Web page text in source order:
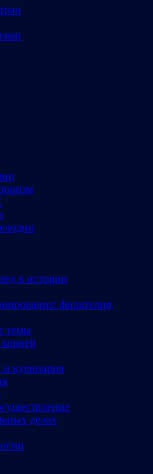
в истории
филателия,
темы
и кулинария
делах